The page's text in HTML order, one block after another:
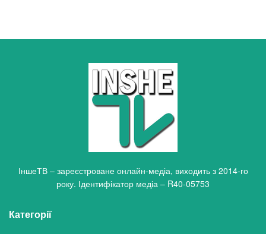
ІншеТВ – зареєстроване онлайн-медіа, виходить з 2014-го
року. Ідентифікатор медіа – R40-05753
Категорії